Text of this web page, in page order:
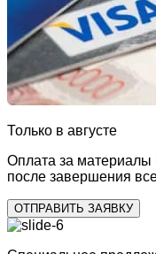
Только в августе
Оплата за материалы
после завершения
ОТПРАВИТЬ ЗАЯВКУ